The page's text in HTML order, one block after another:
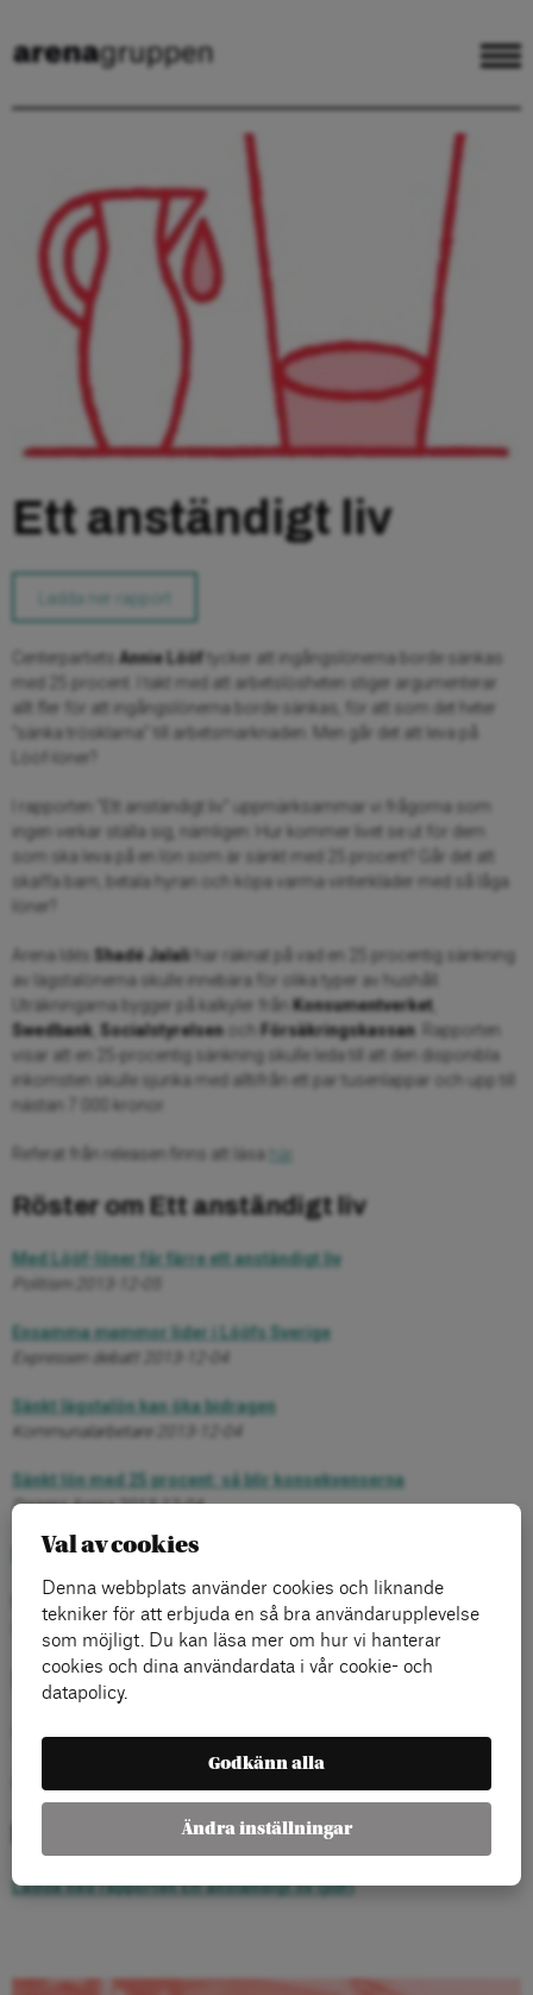
Ett anständigt liv
Ladda ner rapport
Centerpartiets Annie Lööf
tycker att ingångslönerna borde sänkas
med 25 procent. I takt med att arbetslösheten stiger argumenterar
allt fler för att ingångslönerna borde sänkas, för att som det heter
”sänka trösklarna” till arbetsmarknaden. Men går det att leva på
Lööf-löner?
I rapporten “Ett anständigt liv” uppmärksammar vi frågorna som
ingen verkar ställa sig, nämligen: Hur kommer livet se ut för dem
som ska leva på en lön som är sänkt med 25 procent? Går det att
skaffa barn, betala hyran och köpa varma vinterkläder med så låga
löner?
Arena Idés Shadé Jalali har räknat på vad en 25 procentig sänkning
av lägstalönerna skulle innebära för olika typer av hushåll.
Uträkningarna bygger på kalkyler från Konsumentverket
Swedbank
Socialstyrelsen Försäkringskassan . Rapporten
visar att en 25-procentig sänkning skulle leda till att den disponibla
inkomsten skulle sjunka med alltifrån ett par tusenlappar och upp till
nästan 7 000 kronor.
Referat från releasen finns att läsa här
Röster om Ett anständigt liv
Med Lööf-löner får färre ett anständigt liv
Politism 2013-12-05
Ensamma mammor lider i Lööfs Sverige
Expressen debatt 2013-12-04
Sänkt lägstalön kan öka bidragen
Kommunalarbetare 2013-12-04
Sänkt lön med 25 procent: så blir konsekvenserna
Dagens Arena 2013-12-04
Ett Anständigt Liv
Rebecka Bohlin, journalist och författare till bl a boken De Osynliga
skriver om Ett Anständigt Liv på nättidningen Feministiskt Perspektiv.
Följ debatten på Twitter
Ladda ned rapporten Ett anständigt liv (pdf)
Val av cookies
Denna webbplats använder cookies och liknande
tekniker för att erbjuda en så bra användarupplevelse
som möjligt. Du kan läsa mer om hur vi hanterar
cookies och dina användardata i vår cookie- och
datapolicy.
Godkänn alla
Ändra inställningar